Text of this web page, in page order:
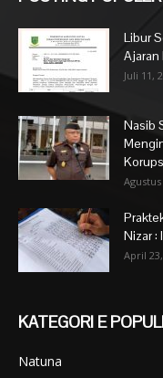
Libur
Ajaran
Juli 11,
Nasib
Agustus
Nizar :
April
KATEGORI E
Natuna